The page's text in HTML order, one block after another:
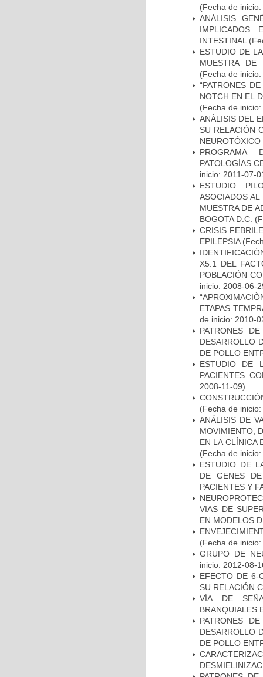
(Fecha de
ANÁLISIS
IMPLICADOS
INTESTINAL
ESTUDIO DE
MUESTRA DE
(Fecha de
“PATRONES
NOTCH EN EL
(Fecha de
ANÁLISIS DEL
SU RELACIÓN
NEUROTÓXICO
PROGRAMA
PATOLOGÍAS
inicio: 2011-07-
ESTUDIO
ASOCIADOS
MUESTRA DE
BOGOTA D.C.
CRISIS
EPILEPSIA
X5.1 DEL
POBLACIÓN
inicio: 2008-06-
ETAPAS
de inicio: 2010-
PATRONES
DESARROLLO
DE POLLO
ESTUDIO DE
PACIENTES
2008-11-09)
(Fecha de
ANÁLISIS DE
MOVIMIENTO,
EN LA CLÍNICA
(Fecha de
ESTUDIO DE
DE GENES
PACIENTES Y
VIAS DE
EN MODELOS
(Fecha de
GRUPO DE
inicio: 2012-08-
EFECTO DE 6-
SU RELACIÓN
VÍA DE
BRANQUIALES
PATRONES
DESARROLLO
DE POLLO